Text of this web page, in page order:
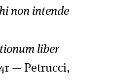
non intende
liber
— Petrucci,